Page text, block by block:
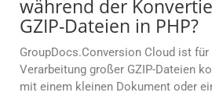
während der
GZIP-Dateien in PHP?
GroupDocs.Conversion Cloud ist
Verarbeitung großer GZIP-Dateien
mit einem kleinen Dokument oder